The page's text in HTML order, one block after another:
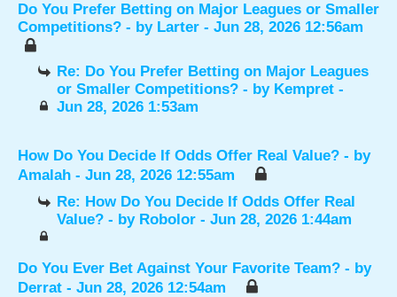
Do You Prefer Betting on Major Leagues or Smaller
Competitions? - by Larter - Jun 28, 2026 12:56am
Re: Do You Prefer Betting on Major Leagues
or Smaller Competitions? - by Kempret -
Jun 28, 2026 1:53am
How Do You Decide If Odds Offer Real Value? - by
Amalah - Jun 28, 2026 12:55am
Re: How Do You Decide If Odds Offer Real
Value? - by Robolor - Jun 28, 2026 1:44am
Do You Ever Bet Against Your Favorite Team? - by
Derrat - Jun 28, 2026 12:54am